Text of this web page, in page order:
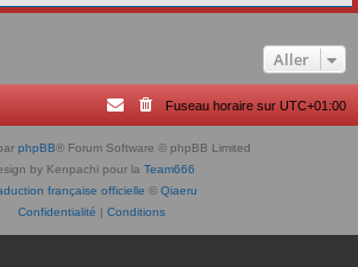
Aller
Fuseau horaire sur UTC+01:00
phpBB® Forum Software © phpBB Limited
by Kenpachi pour la Team666
française officielle © Qiaeru
Confidentialité | Conditions